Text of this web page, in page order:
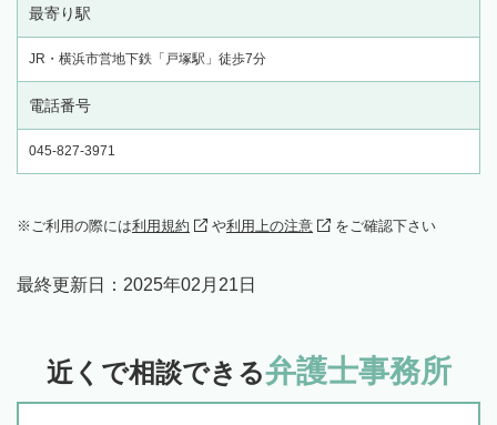
最寄り駅
JR・横浜市営地下鉄「戸塚駅」徒歩7分
電話番号
045-827-3971
ご利用の際には利用規約 や利用上の注意 をご確認下さい
最終更新日： 2025年02月21日
近くで相談できる弁護士事務所